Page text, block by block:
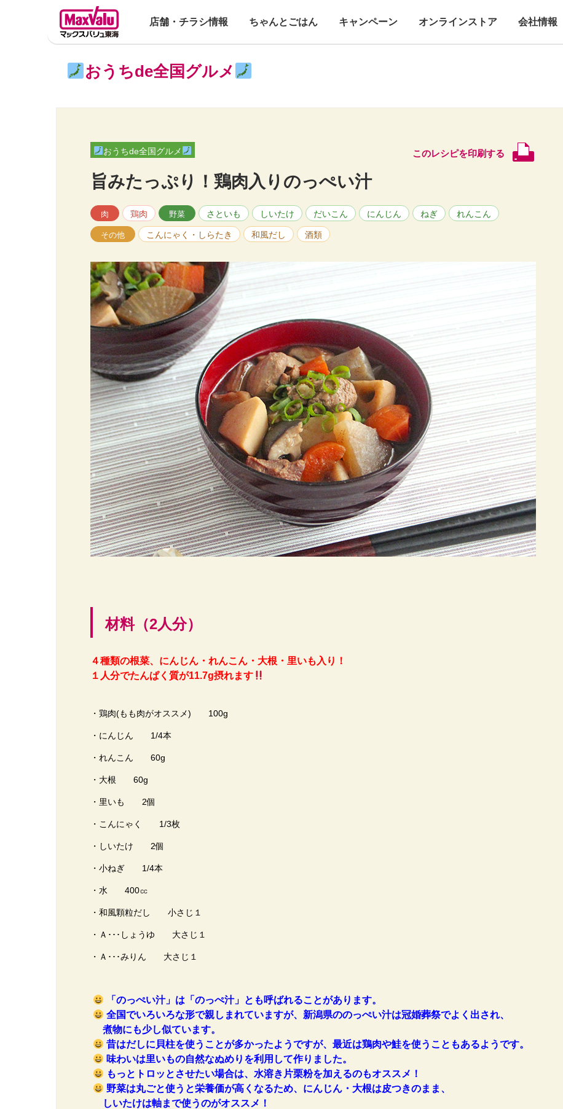
店舗・チラシ情報 ちゃんとごはん キャンペーン オンラインストア 会社情報
おうちde全国グルメ
おうちde全国グルメ このレシピを印刷する
旨みたっぷり！鶏肉入りのっぺい汁
肉 鶏肉 野菜 さといも しいたけ だいこん にんじん ねぎ れんこん
その他 こんにゃく・しらたき 和風だし 酒類
材料（2人分）
４種類の根菜、にんじん・れんこん・大根・里いも入り！
１人分でたんぱく質が11.7g摂れます
・鶏肉(もも肉がオススメ) 100g
・にんじん 1/4本
・れんこん 60g
・大根 60g
・里いも 2個
・こんにゃく 1/3枚
・しいたけ 2個
・小ねぎ 1/4本
・水 400㏄
・和風顆粒だし 小さじ１
・Ａ･･･しょうゆ 大さじ１
・Ａ･･･みりん 大さじ１
「のっぺい汁」は「のっぺ汁」とも呼ばれることがあります。
全国でいろいろな形で親しまれていますが、新潟県ののっぺい汁は冠婚葬祭でよく出され、
煮物にも少し似ています。
昔はだしに貝柱を使うことが多かったようですが、最近は鶏肉や鮭を使うこともあるようです。
味わいは里いもの自然なぬめりを利用して作りました。
もっとトロッとさせたい場合は、水溶き片栗粉を加えるのもオススメ！
野菜は丸ごと使うと栄養価が高くなるため、にんじん・大根は皮つきのまま、
しいたけは軸まで使うのがオススメ！